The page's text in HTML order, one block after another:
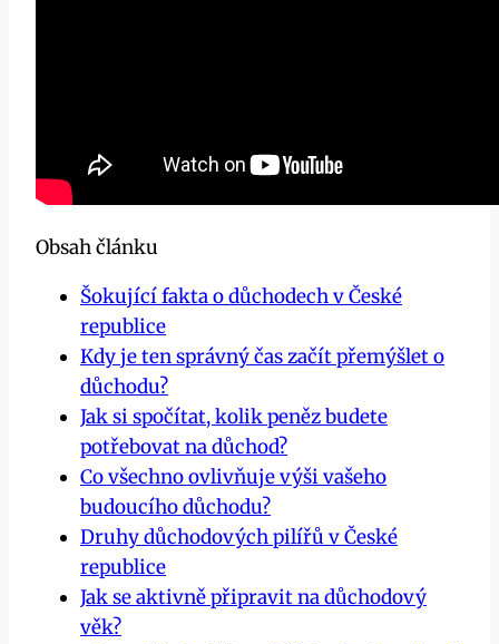
Obsah článku
Šokující fakta o důchodech v České
republice
Kdy je ten správný čas začít přemýšlet o
důchodu?
Jak si spočítat, kolik peněz budete
potřebovat na důchod?
Co všechno ovlivňuje výši vašeho
budoucího důchodu?
Druhy důchodových pilířů v České
republice
Jak se aktivně připravit na důchodový
věk?